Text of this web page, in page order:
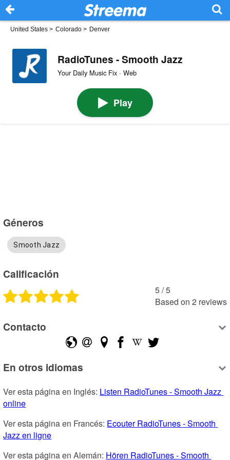
United States > Colorado > Denver
RadioTunes - Smooth Jazz
Your Daily Music Fix · Web
Play
Géneros
Smooth Jazz
Calificación
5 /5
Based on 2 reviews
Contacto
En otros idiomas
Ver esta página en Inglés: Listen RadioTunes - Smooth Jazz
online
Ver esta página en Francés: Ecouter RadioTunes - Smooth
Jazz en ligne
Ver esta página en Alemán: Hören RadioTunes - Smooth